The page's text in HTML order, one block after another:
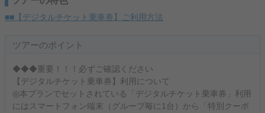
■■【デジタルチケット乗車券】ご利用方法
ツアーのポイント
◆◆◆重要！！！必ずご確認ください
【デジタルチケット乗車券】利用について
◎本プランでセットされている「デジタルチケット乗車券」利用
にはスマートフォン端末（グループ毎に1台）から「特別クーポ